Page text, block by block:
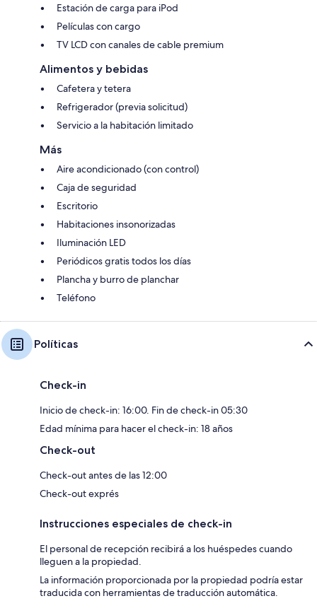
Estación de carga para iPod
Películas con cargo
TV LCD con canales de cable premium
Alimentos y bebidas
Cafetera y tetera
Refrigerador (previa solicitud)
Servicio a la habitación limitado
Más
Aire acondicionado (con control)
Caja de seguridad
Escritorio
Habitaciones insonorizadas
Iluminación LED
Periódicos gratis todos los días
Plancha y burro de planchar
Teléfono
Políticas
Check-in
Inicio de check-in: 16:00. Fin de check-in 05:30
Edad mínima para hacer el check-in: 18 años
Check-out
Check-out antes de las 12:00
Check-out exprés
Instrucciones especiales de check-in
El personal de recepción recibirá a los huéspedes cuando
lleguen a la propiedad.
La información proporcionada por la propiedad podría estar
traducida con herramientas de traducción automática.